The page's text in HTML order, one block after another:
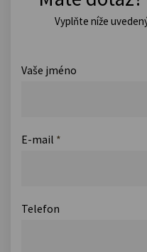
Vyplňte níže
Vaše jméno
E-mail *
Telefon